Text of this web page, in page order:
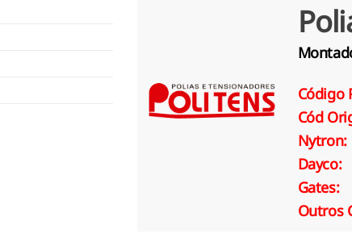
Código
Cód
Nytron:
Dayco:
Gates:
Outros